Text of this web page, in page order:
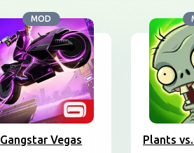
MOD
Gangstar Vegas Plants